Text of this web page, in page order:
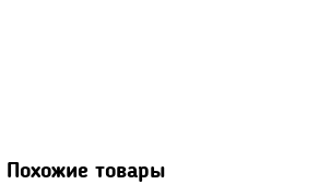
Похожие товары